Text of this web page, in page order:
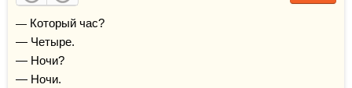
— Который час?
— Четыре.
— Ночи?
— Ночи.